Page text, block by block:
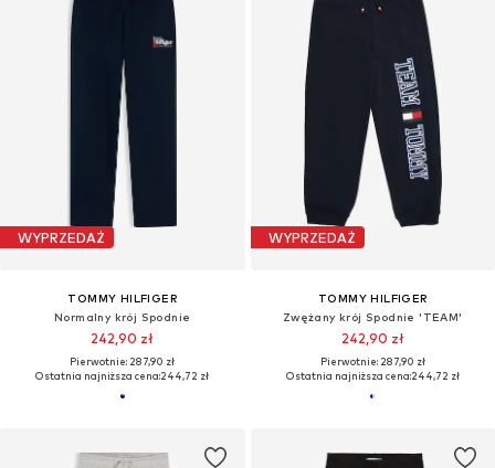
WYPRZEDAŻ
TOMMY HILFIGER
Normalny krój Spodnie
242,90 zł
Pierwotnie: 287,90 zł
Ostatnia najniższa cena:244,72 zł
WYPRZEDAŻ
TOMMY HILFIGER
Zwężany krój Spodnie 'TEAM'
242,90 zł
Pierwotnie: 287,90 zł
Ostatnia najniższa cena:244,72 zł